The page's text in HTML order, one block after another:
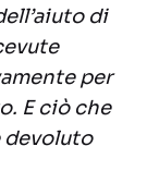
di
per
E ciò che
devoluto